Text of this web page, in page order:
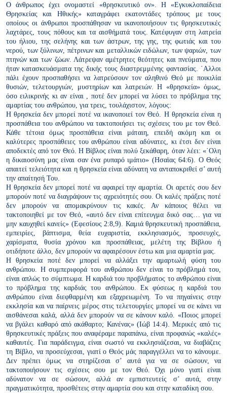
Ο άνθρωπος έχει ονομαστεί «θρησκευτικό ον». Η «Εγκυκλοπαίδεια
Θρησκείας και Ηθικής» καταγράφει εκατοντάδες τρόπους με τους
οποίους οι άνθρωποι προσπάθησαν να ικανοποιήσουν τις θρησκευτικές
λαχτάρες, τους πόθους και τα αισθήματά τους. Κατέφυγαν στη λατρεία
του ήλιου, της σελήνης και των άστρων, της γης, της φωτιάς και του
νερού, των ξύλινων, πέτρινων και μεταλλικών ειδώλων, τωνψαριών, των
πτηνών και των ζώων. Λάτρεψαν αμέτρητες θεότητες και πνεύματα, που
ήταν κατασκευάσματα της δικής τους διαστρεμμένης φαντασίας. ΄Αλλοι
πάλι έχουν προσπαθήσει να λατρεύσουν τον αληθινό Θεό με ποικιλία
θυσιών, τελετουργιών, μυστηρίων καιλατρειών. Η «θρησκεία» όμως,
όσο ειλικρινής κι αν είναι , ποτέ δεν μπορεί να λύσει το πρόβλημα της
αμαρτίας του ανθρώπου, για τρεις, τουλάχιστον, λόγους:
Η θρησκεία δεν μπορεί ποτέ να ικανοποιεί τον Θεό. Η θρησκεία είναι η
προσπάθεια του ανθρώπου να τακτοποιήσει τις σχέσεις του με τον Θεό.
Κάθε τέτοια όμως προσπάθεια είναι μάταιη, επειδή ακόμη και οι
καλύτερες προσπάθειες του ανθρώπου είναι αδύνατες, κι έτσι δεν είναι
αποδεκτές από τον Θεό. Η Βίβλος είναι πολύ ξεκάθαρη, όταν λέει: «΄Ολη
η δικαιοσύνη μας είναι σαν ένα ρυπαρό ιμάτιο» (Ησαϊας64:6). Ο Θεός
απαιτεί τελειότητα και η θρησκεία είναι αδύνατη να ανταποκριθεί σ’ αυτή
την απαίτησή Του.
Η θρησκεία δεν μπορεί ποτέ να αφαιρεί την αμαρτία. Οι αρετές σου δεν
μπορούν ποτέ να διαγράψουν τις αχρειότητές σου. Οι καλές πράξεις ποτέ
δεν μπορούν να απομακρύνουν τις κακές. Αν κάποιος θέλει να
τακτοποιηθεί με τον Θεό, «αυτό δεν είναι επίτευγμα δικό σας…για να
μην καυχηθεί κανείς» (Εφεσίους 2:8,9). Καμιά θρησκευτική προσπάθεια,
εμπειρίες, βάπτισμα, θεία ευχαριστία, εκκλησιασμός, προσευχές,
χαρίσματα, θυσία χρόνου και προσπάθειας, μελέτη τηςΒίβλου ή
οτιδήποτε άλλο, δεν μπορούν να αφαιρέσουν έστω και μια αμαρτία μας.
Η θρησκεία ποτέ δεν μπορεί να αλλάξει την αμαρτωλή φύση του
ανθρώπου. Η συμπεριφορά του ανθρώπου δεν είναι τοπρόβλημά του,
είναι απλώς το σύμπτωμα. Η καρδιά τουπροβλήματος το ανθρώπου είναι
το πρόβλημα της καρδιάςτου ανθρώπου. Εκ φύσεως η καρδιά του
ανθρώπου είναι διεφθαρμένη και εξαχρειωμένη. Το να πηγαίνεις στην
εκκλησία και να παίρνεις μέρος στις τελετουργίες μπορεί να σε κάνει να
αισθάνεσαι καλά, αλλά δεν μπορούν να σε κάνουν καλό. «Ποιος μπορεί
να βγάλει καθαρό απόακάθαρτο; Κανένας» (Ιώβ 14:4).Μερικές από τις
θρησκευτικές πράξεις που αναφέραμε παραπάνω, είναι προφανώς «καλές»
καθαυτές. Για παράδειγμα, είναι σωστό να εκκλησιάζεσαι, να διαβάζεις
τη Βίβλο, να προσεύχεσαι, γιατί ο Θεός μάς παραγγέλλει να το κάνουμε.
Δεν πρέπει όμως να στηρίζεσαι σ’ αυτά για να σε σώσουν, να
τακτοποιήσουν τις σχέσεις σου με τονΘεό. Όχι μόνο γιατί είναι
αδύνατον να σε σώσουν, αλλά ανεμπιστευτείς σ’ αυτά, στην
πραγματικότητα, προσθέτεις στην αμαρτία σου και στην καταδίκη σου.